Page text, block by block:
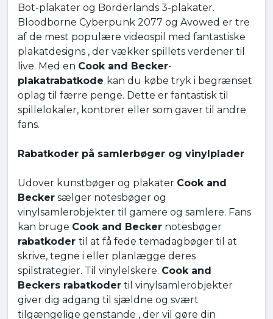
Bot-plakater og Borderlands 3-plakater.
Bloodborne Cyberpunk 2077 og Avowed er tre
af de mest populære videospil med fantastiske
plakatdesigns , der vækker spillets verdener til
live. Med en Cook and Becker-
plakatrabatkode kan du købe tryk i begrænset
oplag til færre penge. Dette er fantastisk til
spillelokaler, kontorer eller som gaver til andre
fans.
Rabatkoder på samlerbøger og vinylplader
Udover kunstbøger og plakater Cook and
Becker sælger notesbøger og
vinylsamlerobjekter til gamere og samlere. Fans
kan bruge Cook and Becker notesbøger
rabatkoder til at få fede temadagbøger til at
skrive, tegne i eller planlægge deres
spilstrategier. Til vinylelskere. Cook and
Beckers rabatkoder til vinylsamlerobjekter
giver dig adgang til sjældne og svært
tilgængelige genstande , der vil gøre din